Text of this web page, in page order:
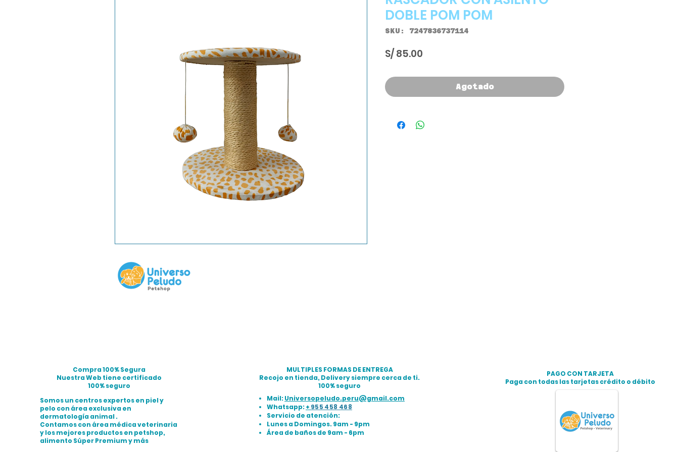
DOBLE POM POM
SKU: 7247836737114
S/ 85.00
Agotado
Compra 100% Segura
Nuestra Web tiene certificado
100% seguro
Somos un centros expertos en piel y
pelo con área exclusiva en
dermatología animal .
Contamos con área médica veterinaria
y los mejores productos en petshop,
alimento Súper Premium y más
MULTIPLES FORMAS DE ENTREGA
Recojo en tienda, Delivery siempre cerca de ti.
100% seguro
Mail:Universopeludo.peru@gmail.com
Whatsapp:+ 955 458 468
Servicio de atención:
Lunes a Domingos. 9am - 9pm
Área de baños de 9am - 6pm
PAGO CON TARJETA
Paga con todas las tarjetas crédito o débito